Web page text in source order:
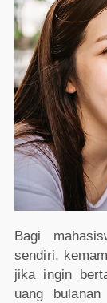
Bagi
sendiri,
jika ingin
uang